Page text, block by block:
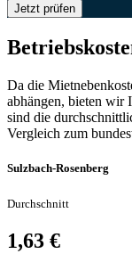
Jetzt prüfen
Da die
abhängen, bieten wir
sind die
Vergleich zum
Sulzbach-Rosenberg
Durchschnitt
1,63 €